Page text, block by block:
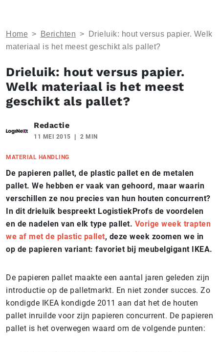
Home > Berichten >
Drieluik: hout versus papier. Welk
materiaal is het meest geschikt als pallet?
Drieluik: hout versus papier.
Welk materiaal is het meest
geschikt als pallet?
Redactie
11 MEI 2015 2 MIN
MATERIAL HANDLING
De papieren pallet, de plastic pallet en de metalen
pallet. We hebben er vaak van gehoord, maar waarin
verschillen ze nou precies van hun houten concurrent?
In dit drieluik bespreekt LogistiekProfs de voordelen
en de nadelen van elk type pallet. Vorige week trapten
we af met de plastic pallet, deze week zoomen we in
op de papieren variant: favoriet bij meubelgigant IKEA.
De papieren pallet maakte een aantal jaren geleden zijn
introductie op de palletmarkt. En niet zonder succes. Zo
kondigde IKEA kondigde 2011 aan dat het de houten
pallet inruilde voor zijn papieren concurrent. De papieren
pallet is het overwegen waard om de volgende punten: